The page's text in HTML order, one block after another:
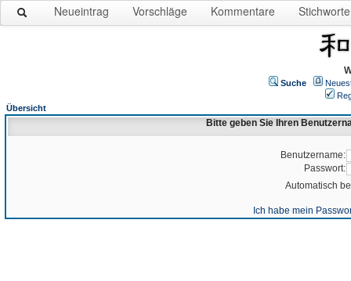
Neueintrag Vorschläge Kommentare Stichworte
Suche
Übersicht
Bitte geben Sie Ihren
Benutzername:
Passwort:
Automatisch
Ich habe mein